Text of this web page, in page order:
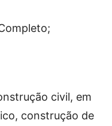
civil, em
construção de